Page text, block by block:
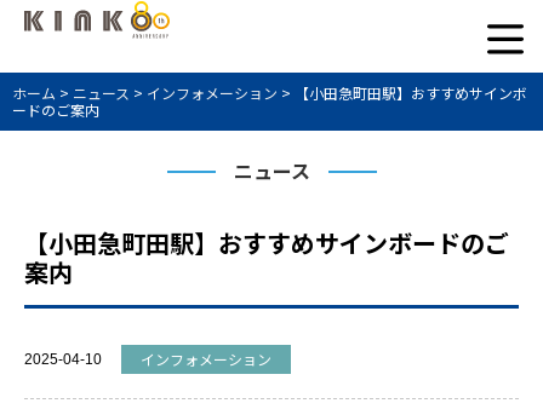
ホーム > ニュース > インフォメーション >
【小田急町田駅】おすすめサインボ
ードのご案内
ニュース
【小田急町田駅】おすすめサインボードのご
案内
2025-04-10 インフォメーション